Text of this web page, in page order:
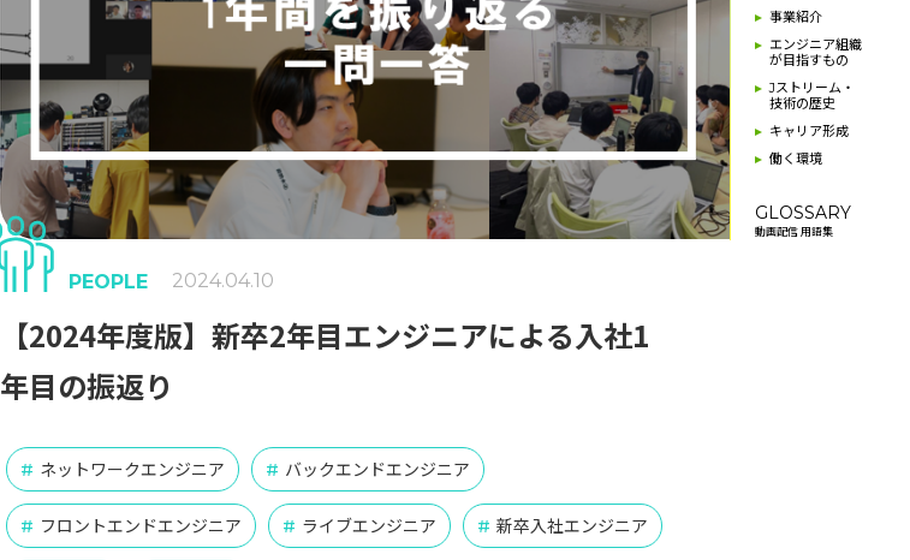
PEOPLE 2024.04.10
【2024年度版】新卒2年目エンジニアによる入社1
年目の振返り
# ネットワークエンジニア # バックエンドエンジニア
# フロントエンドエンジニア # ライブエンジニア # 新卒入社エンジニア
事業紹介
エンジニア組織
が目指すもの
Jストリーム・
技術の歴史
キャリア形成
働く環境
GLOSSARY
動画配信 用語集